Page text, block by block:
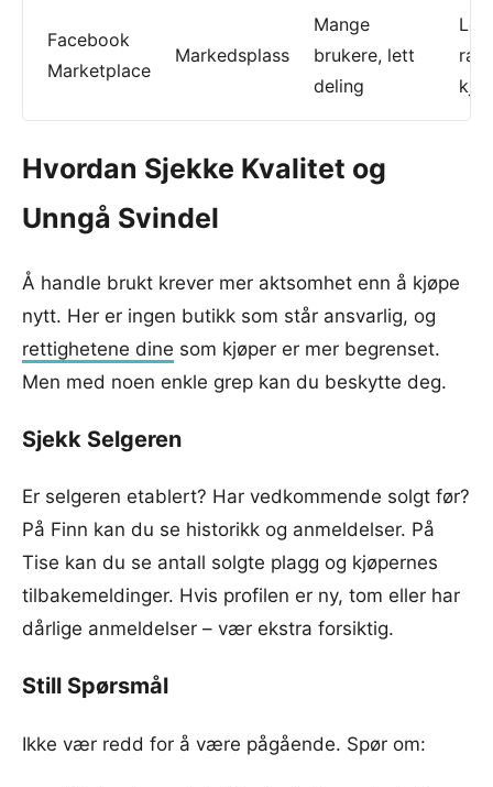
Facebook
Marketplace
Markedsplass
Mange
brukere, lett
deling
Hvordan Sjekke Kvalitet og
Unngå Svindel
Å handle brukt krever mer aktsomhet enn å kjøpe
nytt. Her er ingen butikk som står ansvarlig, og
rettighetene dine som kjøper er mer begrenset.
Men med noen enkle grep kan du beskytte deg.
Sjekk Selgeren
Er selgeren etablert? Har vedkommende solgt før?
På Finn kan du se historikk og anmeldelser. På
Tise kan du se antall solgte plagg og kjøpernes
tilbakemeldinger. Hvis profilen er ny, tom eller har
dårlige anmeldelser – vær ekstra forsiktig.
Still Spørsmål
Ikke vær redd for å være pågående. Spør om: